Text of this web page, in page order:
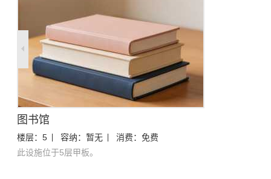
图书馆
楼层： 5 容纳： 暂无 消费： 免费
此设施位于5层甲板。